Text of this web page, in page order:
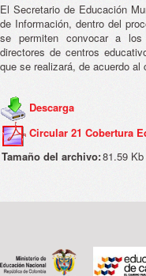
El Secretario de Educación
de Información, dentro del
se permiten convocar a los
directores de centros
que se realizará, de acuerdo al
Descarga
Circular 21 Cobertura
Tamaño del archivo:81.59 Kb